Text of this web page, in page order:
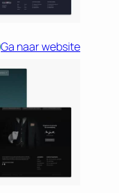
Ga naar website